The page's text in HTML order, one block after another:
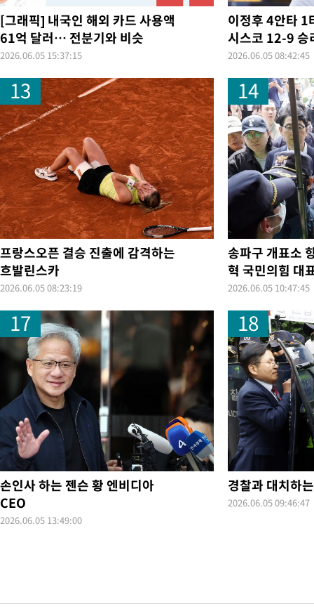
[그래픽] 내국인 해외 카드 사용액
61억 달러… 전분기와 비슷
2026.06.05 15:37:15
이정후 4안타 1
시스코 12-9 승
2026.06.05 08:42:45
13
프랑스오픈 결승 진출에 감격하는
흐발린스카
2026.06.05 08:23:19
14
송파구 개표소
혁 국민의힘 대
2026.06.05 10:47:45
17
손인사 하는 젠슨 황 엔비디아
CEO
2026.06.05 13:49:00
18
경찰과 대치하
2026.06.05 09:46:47